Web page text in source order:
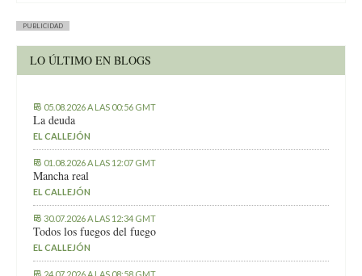
PUBLICIDAD
LO ÚLTIMO EN BLOGS
05.08.2026 A LAS 00:56 GMT
La deuda
EL CALLEJÓN
01.08.2026 A LAS 12:07 GMT
Mancha real
EL CALLEJÓN
30.07.2026 A LAS 12:34 GMT
Todos los fuegos del fuego
EL CALLEJÓN